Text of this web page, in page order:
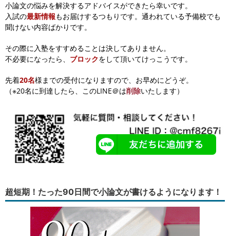
小論文の悩みを解決するアドバイスができたら幸いです。
入試の最新情報もお届けするつもりです。通われている予備校でも
聞けない内容ばかりです。
その際に入塾をすすめることは決してありません。
不必要になったら、 ブロックをして頂いてけっこうです。
先着20名様までの受付になりますので、お早めにどうぞ。
（※20名に到達したら、このLINE＠は削除いたします）
超短期！たった90日間で小論文が書けるようになります！